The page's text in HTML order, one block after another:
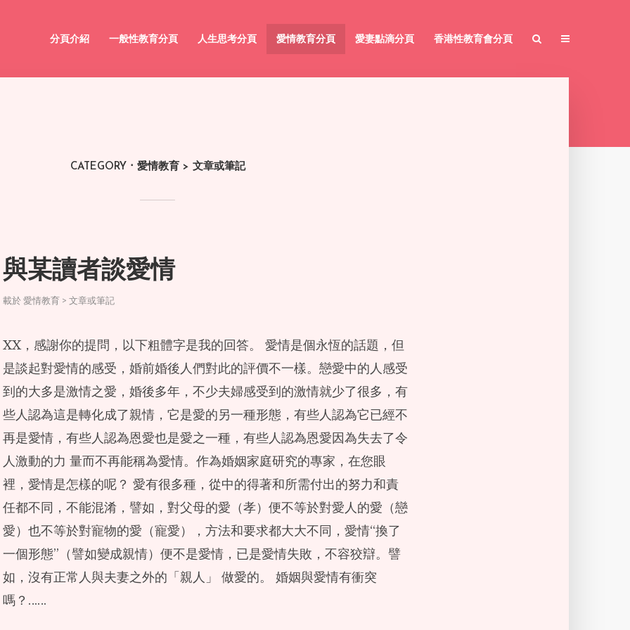
分頁介紹 一般性教育分頁 人生思考分頁 愛情教育分頁 愛妻點滴分頁 香港性教育會分頁
CATEGORY 愛情教育 > 文章或筆記
與某讀者談愛情
載於 愛情教育 > 文章或筆記
XX，感謝你的提問，以下粗體字是我的回答。 愛情是個永恆的話題，但
是談起對愛情的感受，婚前婚後人們對此的評價不一樣。戀愛中的人感受
到的大多是激情之愛，婚後多年，不少夫婦感受到的激情就少了很多，有
些人認為這是轉化成了親情，它是愛的另一種形態，有些人認為它已經不
再是愛情，有些人認為恩愛也是愛之一種，有些人認為恩愛因為失去了令
人激動的力 量而不再能稱為愛情。作為婚姻家庭研究的專家，在您眼
裡，愛情是怎樣的呢？ 愛有很多種，從中的得著和所需付出的努力和責
任都不同，不能混淆，譬如，對父母的愛（孝）便不等於對愛人的愛（戀
愛）也不等於對寵物的愛（寵愛），方法和要求都大大不同，愛情“換了
一個形態”（譬如變成親情）便不是愛情，已是愛情失敗，不容狡辯。譬
如，沒有正常人與夫妻之外的「親人」 做愛的。 婚姻與愛情有衝突
嗎？……